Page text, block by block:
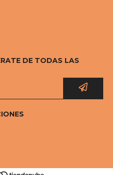
DE TODAS LAS